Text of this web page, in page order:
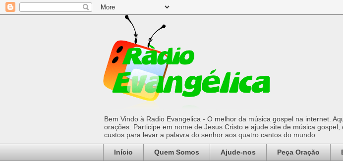
Bem Vindo à Radio Evangelica - O melhor da música gospel na internet.
orações. Participe em nome de Jesus Cristo e ajude site de música
custos para levar a palavra do senhor aos quatro cantos do mundo
Início Quem Somos Ajude-nos Peça Oração